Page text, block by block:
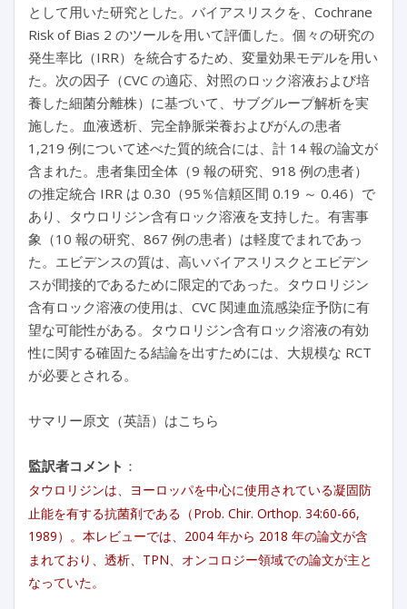
として用いた研究とした。バイアスリスクを、Cochrane
Risk of Bias 2 のツールを用いて評価した。個々の研究の
発生率比（IRR）を統合するため、変量効果モデルを用い
た。次の因子（CVC の適応、対照のロック溶液および培
養した細菌分離株）に基づいて、サブグループ解析を実
施した。血液透析、完全静脈栄養およびがんの患者
1,219 例について述べた質的統合には、計 14 報の論文が
含まれた。患者集団全体（9 報の研究、918 例の患者）
の推定統合 IRR は 0.30（95％信頼区間 0.19 ～ 0.46）で
あり、タウロリジン含有ロック溶液を支持した。有害事
象（10 報の研究、867 例の患者）は軽度でまれであっ
た。エビデンスの質は、高いバイアスリスクとエビデン
スが間接的であるために限定的であった。タウロリジン
含有ロック溶液の使用は、CVC 関連血流感染症予防に有
望な可能性がある。タウロリジン含有ロック溶液の有効
性に関する確固たる結論を出すためには、大規模な RCT
が必要とされる。
サマリー原文（英語）はこちら
監訳者コメント ：
タウロリジンは、ヨーロッパを中心に使用されている凝固防
止能を有する抗菌剤である（Prob. Chir. Orthop. 34:60-66,
1989）。本レビューでは、2004 年から 2018 年の論文が含
まれており、透析、TPN、オンコロジー領域での論文が主と
なっていた。